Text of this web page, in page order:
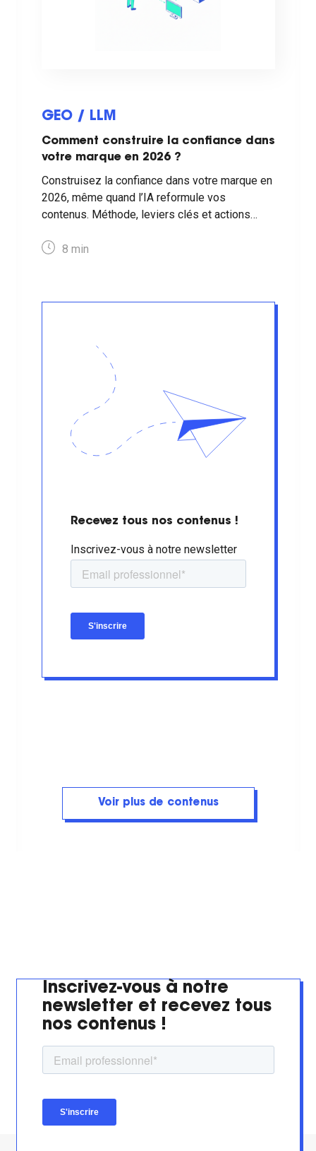
GEO / LLM
Comment construire la confiance dans
votre marque en 2026 ?
Construisez la confiance dans votre marque en
2026, même quand l’IA reformule vos
contenus. Méthode, leviers clés et actions
8 min
Recevez tous nos contenus !
Inscrivez-vous à notre newsletter
Voir plus de contenus
Inscrivez-vous à notre
newsletter et recevez tous
nos contenus !